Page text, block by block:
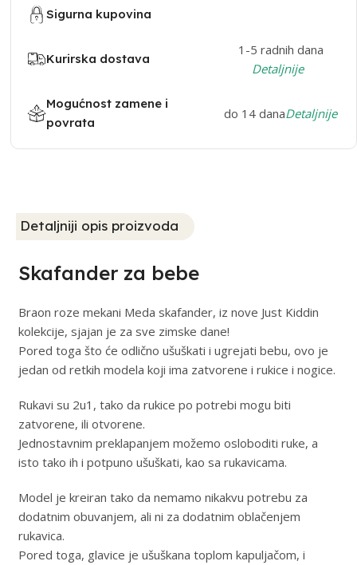
Sigurna kupovina
Kurirska dostava
1-5 radnih dana
Detaljnije
Mogućnost zamene i
povrata
do 14 danaDetaljnije
Detaljniji opis proizvoda
Skafander za bebe
Braon roze mekani Meda skafander, iz nove Just Kiddin
kolekcije, sjajan je za sve zimske dane!
Pored toga što će odlično ušuškati i ugrejati bebu, ovo je
jedan od retkih modela koji ima zatvorene i rukice i nogice.
Rukavi su 2u1, tako da rukice po potrebi mogu biti
zatvorene, ili otvorene.
Jednostavnim preklapanjem možemo osloboditi ruke, a
isto tako ih i potpuno ušuškati, kao sa rukavicama.
Model je kreiran tako da nemamo nikakvu potrebu za
dodatnim obuvanjem, ali ni za dodatnim oblačenjem
rukavica.
Pored toga, glavice je ušuškana toplom kapuljačom, i